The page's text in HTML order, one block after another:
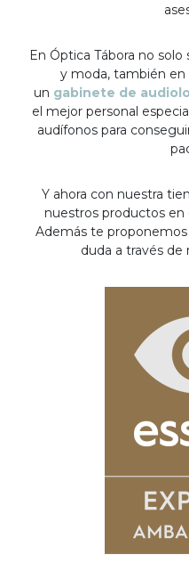
En Óptica Tábora no
y moda, también en
un gabinete de
el mejor personal
audífonos para
Y ahora con nuestra
nuestros productos
Además te
duda a través de